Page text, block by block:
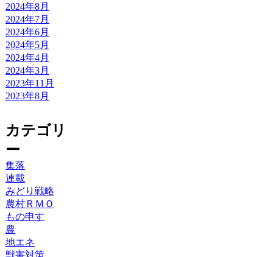
2024年8月
2024年7月
2024年6月
2024年5月
2024年4月
2024年3月
2023年11月
2023年8月
カテゴリ
ー
集落
連載
みどり戦略
農村ＲＭＯ
もの申す
農
地エネ
獣害対策